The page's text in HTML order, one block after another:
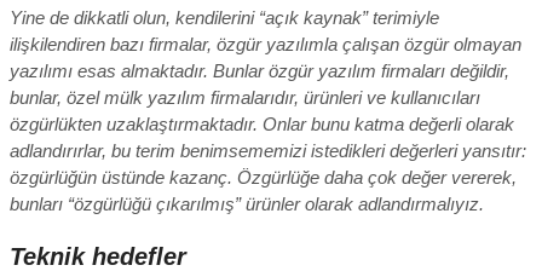
Yine de dikkatli olun, kendilerini “açık kaynak” terimiyle
ilişkilendiren bazı firmalar, özgür yazılımla çalışan özgür olmayan
yazılımı esas almaktadır. Bunlar özgür yazılım firmaları değildir,
bunlar, özel mülk yazılım firmalarıdır, ürünleri ve kullanıcıları
özgürlükten uzaklaştırmaktadır. Onlar bunu katma değerli olarak
adlandırırlar, bu terim benimsememizi istedikleri değerleri yansıtır:
özgürlüğün üstünde kazanç. Özgürlüğe daha çok değer vererek,
bunları “özgürlüğü çıkarılmış” ürünler olarak adlandırmalıyız.
Teknik hedefler